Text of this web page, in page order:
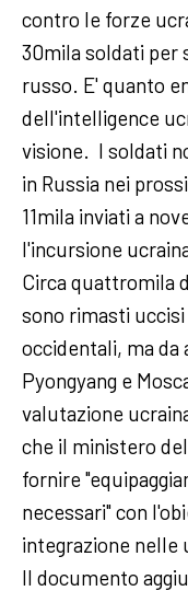
contro le forze
30mila soldati per
russo. E' quanto
dell'intelligence
visione. I soldati
in Russia nei
11mila inviati a
l'incursione
Circa quattromila
sono rimasti
occidentali, ma da
Pyongyang e
valutazione
che il ministero
fornire
necessari" con
integrazione nelle
Il documento